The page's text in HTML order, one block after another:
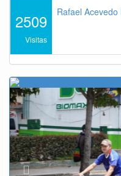
2509
Visitas
Rafael
Previous